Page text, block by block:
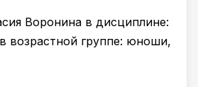
Воронина в дисциплине:
возрастной группе: юноши,